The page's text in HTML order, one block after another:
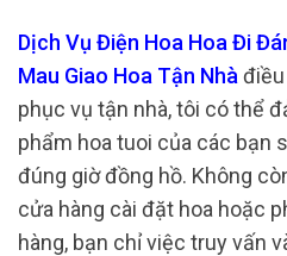
Dịch Vụ Điện Hoa Hoa Đi
Mau Giao Hoa Tận Nhà
phục vụ tận nhà, tôi có thể
phẩm hoa tuoi của các bạn
đúng giờ đồng hồ. Không
cửa hàng cài đặt hoa hoặc
hàng, bạn chỉ việc truy vấn